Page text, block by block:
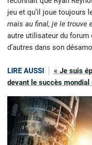
jeu et qu’il joue toujours
mais au final, je le trouve
autre utilisateur du forum
d’autres dans son
LIRE AUSSI
« Je suis
devant le succès mondial